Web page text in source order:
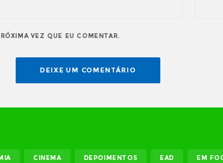
VEZ QUE EU COMENTAR.
CINEMA DEPOIMENTOS EAD EM